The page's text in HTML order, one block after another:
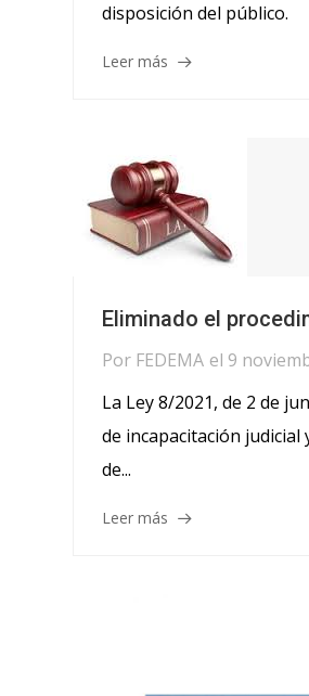
disposición del público.
Leer más
Eliminado el
Por FEDEMA el 9
La Ley 8/2021, de 2 de
de incapacitación
de...
Leer más